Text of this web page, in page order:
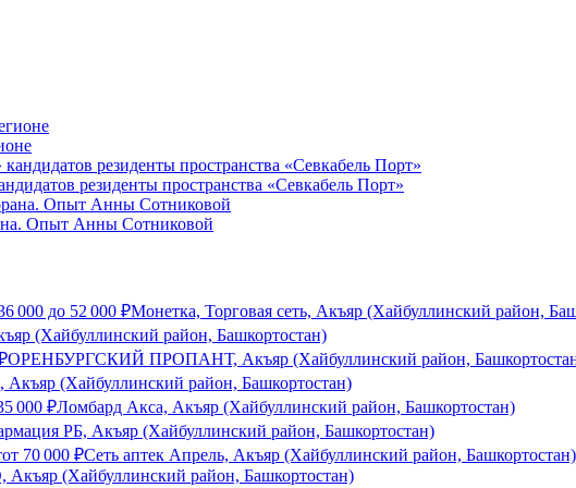
резиденты пространства «Севкабель Порт»
Опыт Анны Сотниковой
000 до 52 000 ₽Монетка, Торговая сеть, Акъяр (Хайбуллинский район,
(Хайбуллинский район, Башкортостан)
ОРЕНБУРГСКИЙ ПРОПАНТ, Акъяр (Хайбуллинский район,
(Хайбуллинский район, Башкортостан)
000 ₽Ломбард Акса, Акъяр (Хайбуллинский район, Башкортостан)
РБ, Акъяр (Хайбуллинский район, Башкортостан)
от 70 000 ₽Сеть аптек Апрель, Акъяр (Хайбуллинский район, Башкортостан)
Акъяр (Хайбуллинский район, Башкортостан)